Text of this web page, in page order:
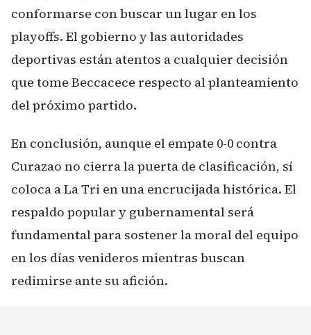
conformarse con buscar un lugar en los
playoffs. El gobierno y las autoridades
deportivas están atentos a cualquier decisión
que tome Beccacece respecto al planteamiento
del próximo partido.
En conclusión, aunque el empate 0-0 contra
Curazao no cierra la puerta de clasificación, sí
coloca a La Tri en una encrucijada histórica. El
respaldo popular y gubernamental será
fundamental para sostener la moral del equipo
en los días venideros mientras buscan
redimirse ante su afición.